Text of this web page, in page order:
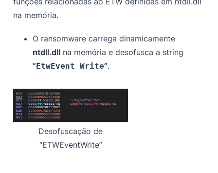
na memória.
O ransomware carrega dinamicamente
ntdll.dll na memória e desofusca a string
”EtwEvent Write”.
Desofuscação de
“ETWEventWrite”